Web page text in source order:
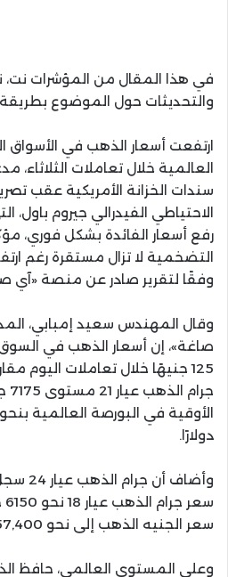
في هذا المقال من المؤشرات نت،
والتحديثات حول الموضوع
ارتفعت أسعار الذهب في الأسواق
العالمية خلال تعاملات الثلاثاء،
سندات الخزانة الأمريكية عقب
الاحتياطي الفيدرالي جيروم
رفع أسعار الفائدة بشكل فوري،
التضخمية لا تزال مستقرة رغم
وفقًا لتقرير صادر عن منصة «آي
وقال المهندس سعيد إمبابي،
صاغة»، إن أسعار الذهب في
125 جنيهًا خلال تعاملات اليوم
دولارًا.
سعر الجنيه الذهب إلى نحو 57,400 جنيه.
وعلى المستوى العالمي، حافظ